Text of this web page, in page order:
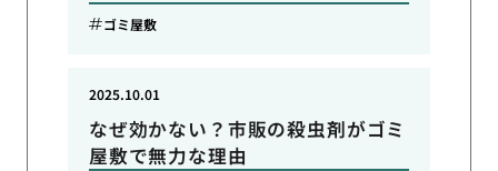
ゴミ屋敷
なぜ効かない？市販の殺虫剤がゴミ
屋敷で無力な理由
2025.10.01